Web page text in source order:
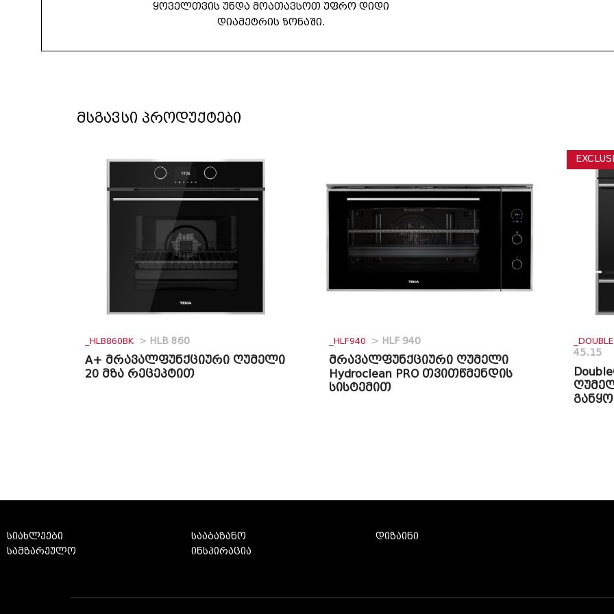
ყოველთვის უნდა მოათავსოთ უფრო დიდი
დიამეტრის ზონაში.
მსგავსი პროდუქტები
_HLB860BK > HLB 860
A+ მრავალფუნქციური ღუმელი
20 მზა რეცეპტით
_HLF940 > HLF 940
მრავალფუნქციური ღუმელი
Hydroclean PRO თვითწმენდის
სისტემით
45.15
სიახლეები
სამზარეულო
სააბაზანო
ინსპირაცია
დიზაინი